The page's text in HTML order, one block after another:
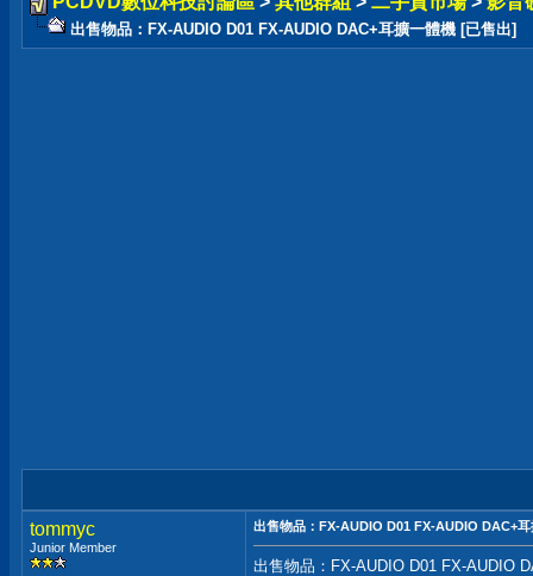
出售物品：FX-AUDIO D01 FX-AUDIO DAC+耳擴一體機 [已售出]
tommyc
Junior Member
出售物品：FX-AUDIO D01 FX-AUDIO DAC+
出售物品：FX-AUDIO D01 FX-AUDIO